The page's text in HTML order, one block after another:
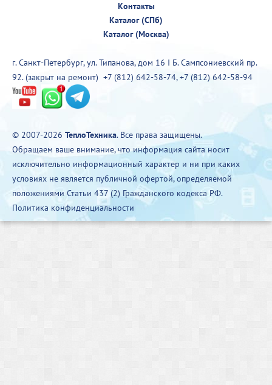
Контакты
Каталог (СПб)
Каталог (Москва)
г. Санкт-Петербург, ул. Типанова, дом 16 I Б. Сампсониевский пр.
92. (закрыт на ремонт) +7 (812) 642-58-74,+7 (812) 642-58-94
© 2007-2026 ТеплоТехника. Все права защищены.
Обращаем ваше внимание, что информация сайта носит
исключительно информационный характер и ни при каких
условиях не является публичной офертой, определяемой
положениями Статьи 437 (2) Гражданского кодекса РФ.
Политика конфиденциальности